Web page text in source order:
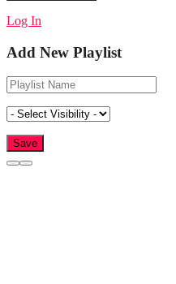
Log In
Add New Playlist